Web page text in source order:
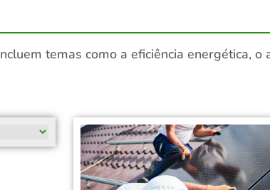
temas como a eficiência energética,